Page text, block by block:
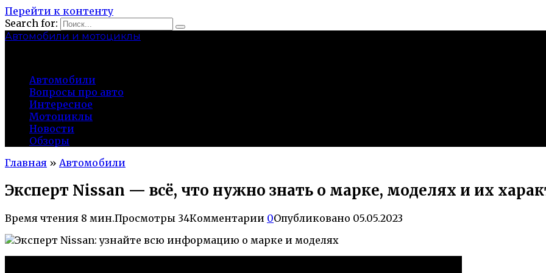
Перейти к контенту
Search for:
Автомобили и мотоциклы
Автомобили
Вопросы про авто
Интересное
Мотоциклы
Новости
Обзоры
Главная » Автомобили
Эксперт Nissan — всё, что нужно знать о марке, моделях и их
Время чтения 8 мин.Просмотры 34Комментарии 0Опубликовано 05.05.2023